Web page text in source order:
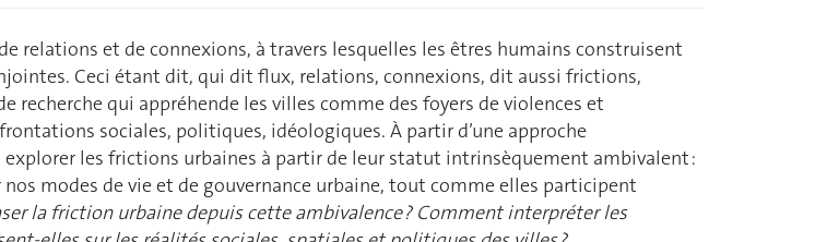
relations et de connexions, à travers lesquelles les êtres humains construisent
Ceci étant dit, qui dit flux, relations, connexions, dit aussi frictions,
qui appréhende les villes comme des foyers de violences et
sociales, politiques, idéologiques. À partir d’une approche
les frictions urbaines à partir de leur statut intrinsèquement ambivalent :
modes de vie et de gouvernance urbaine, tout comme elles participent
la friction urbaine depuis cette ambivalence ? Comment interpréter les